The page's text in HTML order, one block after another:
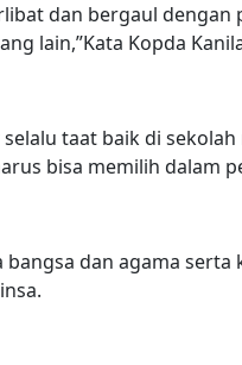
dan bergaul
lain,”Kata Kopda
taat baik di
bisa memilih dalam
bangsa dan agama